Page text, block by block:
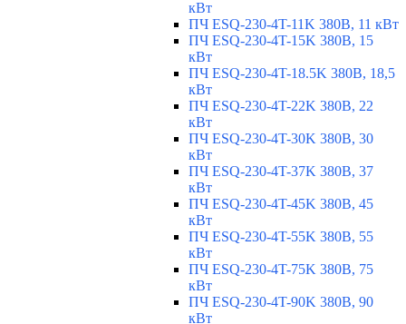
кВт
ПЧ ESQ-230-4T-11K 380В, 11 кВт
ПЧ ESQ-230-4T-15K 380В, 15
кВт
ПЧ ESQ-230-4T-18.5K 380В, 18,5
кВт
ПЧ ESQ-230-4T-22K 380В, 22
кВт
ПЧ ESQ-230-4T-30K 380В, 30
кВт
ПЧ ESQ-230-4T-37K 380В, 37
кВт
ПЧ ESQ-230-4T-45K 380В, 45
кВт
ПЧ ESQ-230-4T-55K 380В, 55
кВт
ПЧ ESQ-230-4T-75K 380В, 75
кВт
ПЧ ESQ-230-4T-90K 380В, 90
кВт